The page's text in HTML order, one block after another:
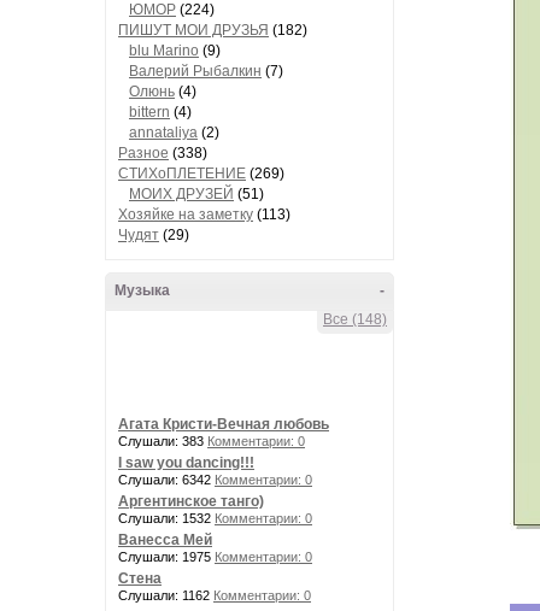
ЮМОР (224)
ПИШУТ МОИ ДРУЗЬЯ (182)
blu Marino (9)
Валерий Рыбалкин (7)
Олюнь (4)
bittern (4)
annataliya (2)
Разное (338)
СТИХоПЛЕТЕНИЕ (269)
МОИХ ДРУЗЕЙ (51)
Хозяйке на заметку (113)
Чудят (29)
-
Музыка
Все (148)
Агата Кристи-Вечная любовь
Слушали: 383 Комментарии: 0
I saw you dancing!!!
Слушали: 6342 Комментарии: 0
Аргентинское танго)
Слушали: 1532 Комментарии: 0
Ванесса Мей
Слушали: 1975 Комментарии: 0
Стена
Слушали: 1162 Комментарии: 0